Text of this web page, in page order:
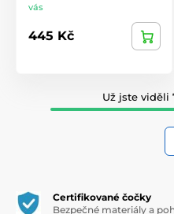
vás
445 Kč
Už jste viděli
Certifikované čočky
Bezpečné materiály a